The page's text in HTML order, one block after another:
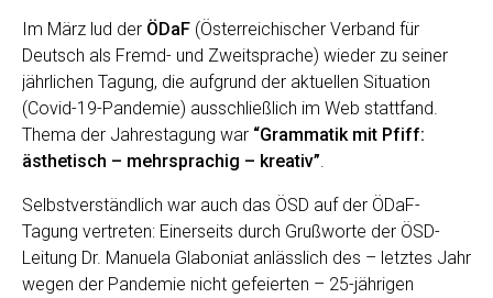
Im März lud der ÖDaF (Österreichischer Verband für
Deutsch als Fremd- und Zweitsprache) wieder zu seiner
jährlichen Tagung, die aufgrund der aktuellen Situation
(Covid-19-Pandemie) ausschließlich im Web stattfand.
Thema der Jahrestagung war “Grammatik mit Pfiff:
ästhetisch – mehrsprachig – kreativ”
Selbstverständlich war auch das ÖSD auf der ÖDaF-
Tagung vertreten: Einerseits durch Grußworte der ÖSD-
Leitung Dr. Manuela Glaboniat anlässlich des – letztes Jahr
wegen der Pandemie nicht gefeierten – 25-jährigen